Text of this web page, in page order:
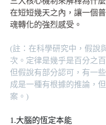
在短短幾天之內，讓一個
魂轉化的強烈感受。
(註：在科學研究中，假說
次。定律是幾乎是百分之
但假說有部分認可，有一
成是一種有根據的推論，
案。)
1.大腦的恆定本能